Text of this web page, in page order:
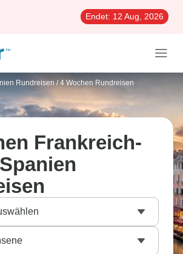
Endet: 12 Aug, 2026
Rundreisen / 4 Wochen Rundreisen
Frankreich-